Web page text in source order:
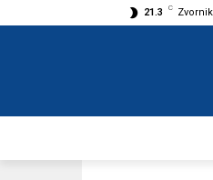
21.3 C Zvornik